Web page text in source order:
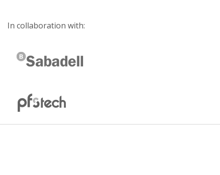
In collaboration with: